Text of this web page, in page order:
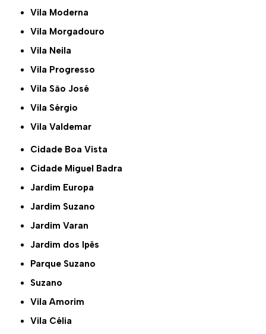
Vila Moderna
Vila Morgadouro
Vila Neila
Vila Progresso
Vila São José
Vila Sérgio
Vila Valdemar
Cidade Boa Vista
Cidade Miguel Badra
Jardim Europa
Jardim Suzano
Jardim Varan
Jardim dos Ipês
Parque Suzano
Suzano
Vila Amorim
Vila Célia